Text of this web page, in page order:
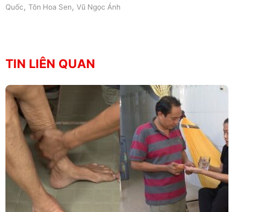
Quốc , Tôn Hoa Sen , Vũ Ngọc Ánh
TIN LIÊN QUAN